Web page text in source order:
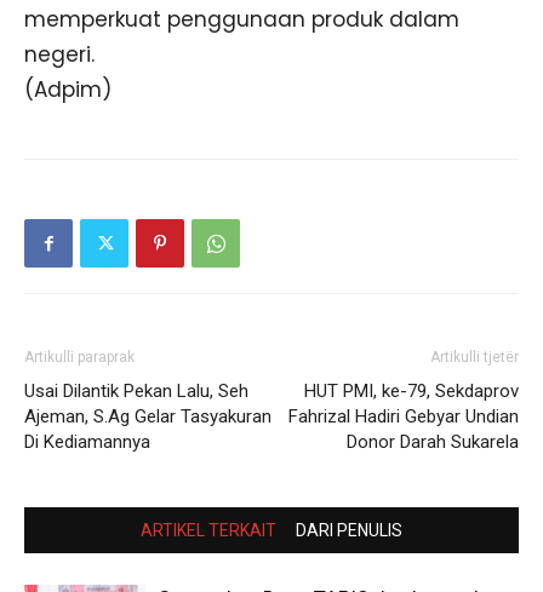
memperkuat penggunaan produk dalam
negeri.
(Adpim)
Artikulli paraprak
Usai Dilantik Pekan Lalu, Seh
Ajeman, S.Ag Gelar Tasyakuran
Di Kediamannya
Artikulli tjetër
HUT PMI, ke-79, Sekdaprov
Fahrizal Hadiri Gebyar Undian
Donor Darah Sukarela
ARTIKEL TERKAIT DARI PENULIS